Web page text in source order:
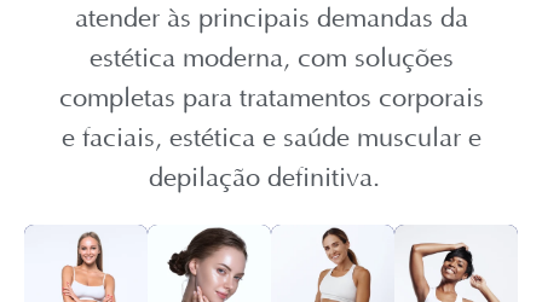
atender às principais demandas da
estética moderna, com soluções
completas para tratamentos corporais
e faciais, estética e saúde muscular e
depilação definitiva.